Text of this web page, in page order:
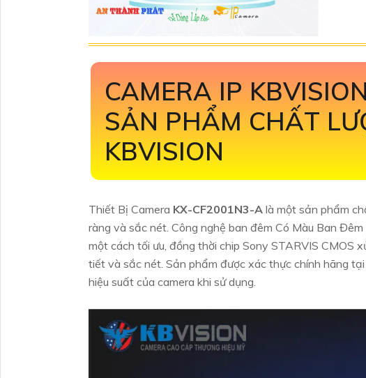
CAMERA IP KBVISION
SẢN PHẨM CHẤT
KBVISION
Thiết Bị Camera KX-CF2001N3-A là một sản phẩm
ràng và sắc nét. Công nghệ ban đêm Có Màu Ban
một cách tối ưu, đồng thời chip Sony STARVIS CMOS
tiết và sắc nét. Sản phẩm được xác thực chính hãng
hiệu suất của camera khi sử dụng.